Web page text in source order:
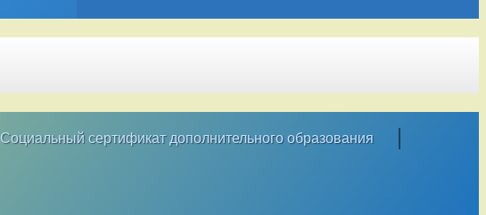
Социальный сертификат дополнительного образования